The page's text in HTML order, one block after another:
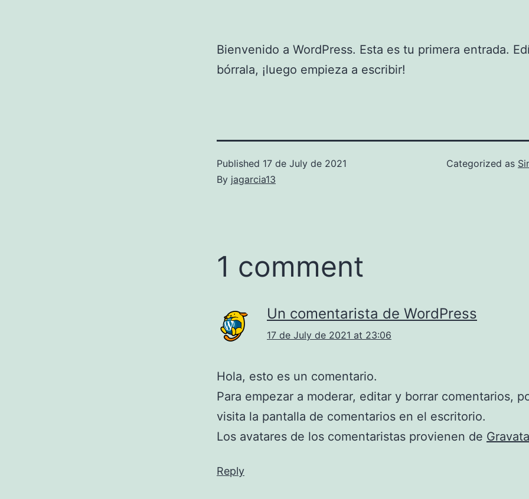
Bienvenido a WordPress. Esta es tu primera entrada.
bórrala, ¡luego empieza a escribir!
Published 17 de July de 2021
By jagarcia13
Categorized as
1 comment
Un comentarista de WordPress
17 de July de 2021 at 23:06
Hola, esto es un comentario.
Para empezar a moderar, editar y borrar comentarios,
visita la pantalla de comentarios en el escritorio.
Los avatares de los comentaristas provienen de
Reply